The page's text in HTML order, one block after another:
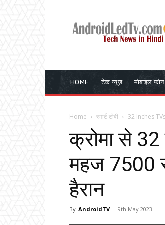
HOME टेक न्यूज़ मोबाइल फोन
Home स्मार्ट टीवी 32 Inches
क्रोमा से
महज 7500
हैरान
By AndroidTV - 9th May 2023